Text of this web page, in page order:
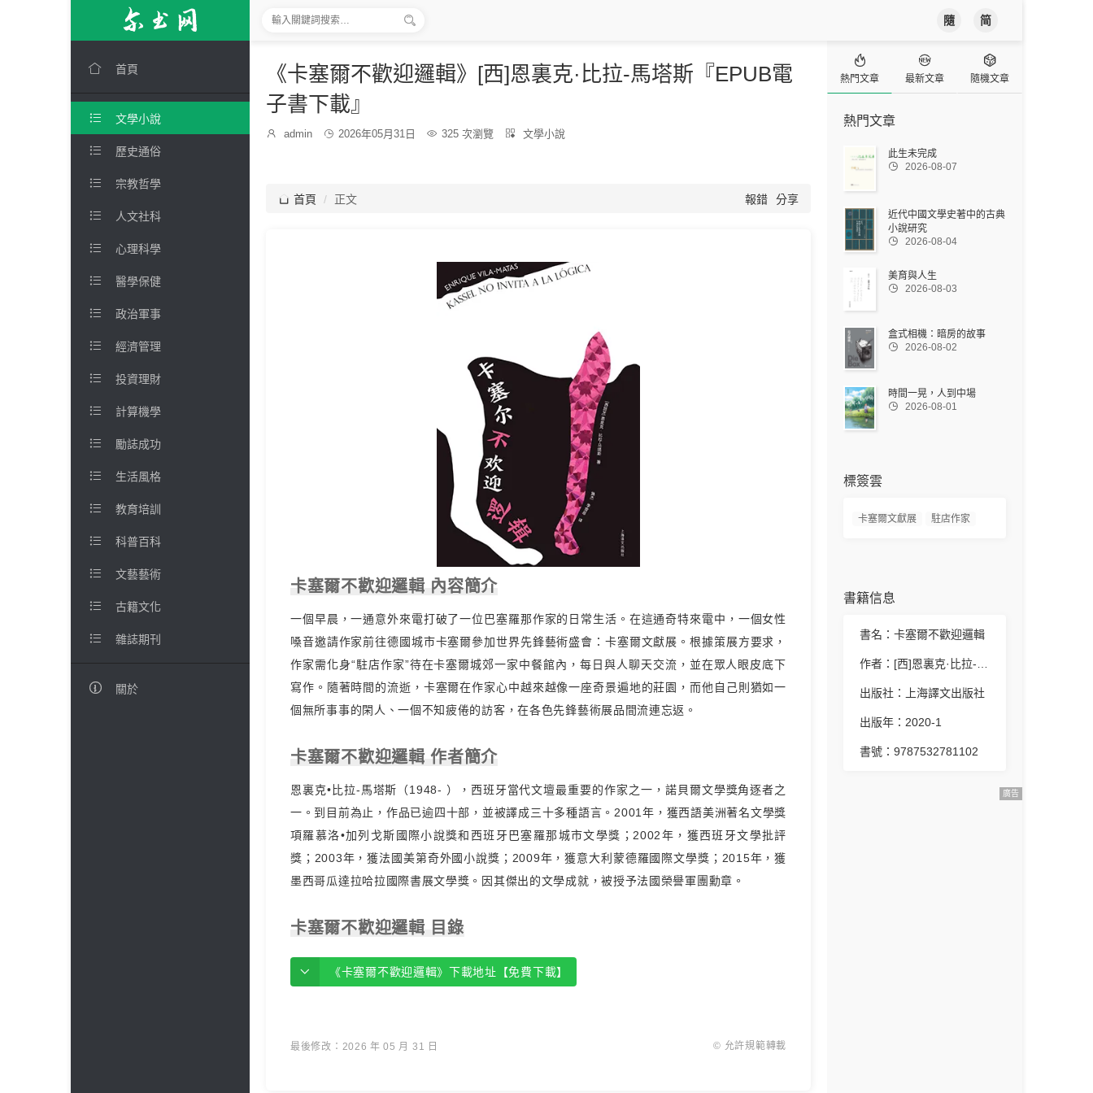
 隨 简
 首頁
 文學小說
 歷史通俗
 宗教哲學
 人文社科
 心理科學
 醫學保健
 政治軍事
 經濟管理
 投資理財
 計算機學
 勵誌成功
 生活風格
 教育培訓
 科普百科
 文藝藝術
 古籍文化
 雜誌期刊
 關於
《卡塞爾不歡迎邏輯》[西]恩裏克·比拉-馬塔斯『EPUB電
子書下載』

博
admin  發
2026年05月31日  325 次瀏覽 
分
文學小說
 首頁 正文 報錯 分享
卡塞爾不歡迎邏輯 內容簡介
一個早晨，一通意外來電打破了一位巴塞羅那作家的日常生活。在這通奇特來電中，一個女性
嗓音邀請作家前往德國城市卡塞爾參加世界先鋒藝術盛會：卡塞爾文獻展。根據策展方要求，
作家需化身“駐店作家”待在卡塞爾城郊一家中餐館內，每日與人聊天交流，並在眾人眼皮底下
寫作。隨著時間的流逝，卡塞爾在作家心中越來越像一座奇景遍地的莊園，而他自己則猶如一
個無所事事的閑人、一個不知疲倦的訪客，在各色先鋒藝術展品間流連忘返。
卡塞爾不歡迎邏輯 作者簡介
恩裏克•比拉-馬塔斯（1948- ），西班牙當代文壇最重要的作家之一，諾貝爾文學獎角逐者之
一。到目前為止，作品已逾四十部，並被譯成三十多種語言。2001年，獲西語美洲著名文學獎
項羅慕洛•加列戈斯國際小說獎和西班牙巴塞羅那城市文學獎；2002年，獲西班牙文學批評
獎；2003年，獲法國美第奇外國小說獎；2009年，獲意大利蒙德羅國際文學獎；2015年，獲
墨西哥瓜達拉哈拉國際書展文學獎。因其傑出的文學成就，被授予法國榮譽軍團勳章。
卡塞爾不歡迎邏輯 目錄
《卡塞爾不歡迎邏輯》下載地址【免費下載】
最後修改：2026 年 05 月 31 日 © 允許規範轉載

熱門文章

最新文章

隨機文章
熱門文章
此生未完成
 2026-08-07
近代中國文學史著中的古典
小說研究
 2026-08-04
美育與人生
 2026-08-03
盒式相機：暗房的故事
 2026-08-02
時間一晃，人到中場
 2026-08-01
標簽雲
卡塞爾文獻展 駐店作家
書籍信息
書名：卡塞爾不歡迎邏輯
出版社：上海譯文出版社
出版年：2020-1
書號：9787532781102
廣告